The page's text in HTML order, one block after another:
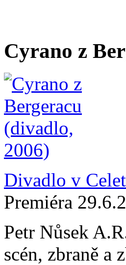
Cyrano z
Divadlo v
Premiéra
Petr Nůsek
scén, zbraně a